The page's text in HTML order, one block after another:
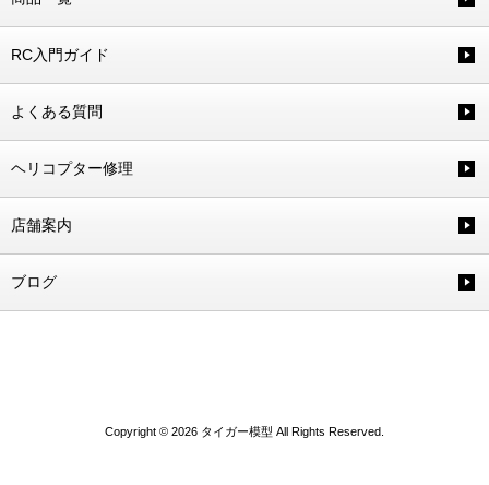
RC入門ガイド
よくある質問
ヘリコプター修理
店舗案内
ブログ
Copyright © 2026 タイガー模型 All Rights Reserved.